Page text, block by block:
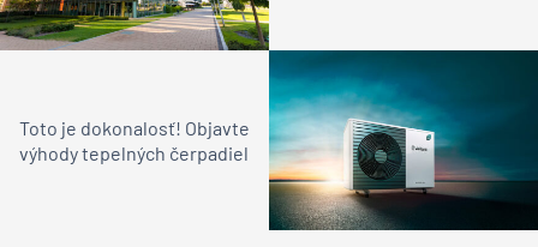
Toto je dokonalosť! Objavte
výhody tepelných čerpadiel